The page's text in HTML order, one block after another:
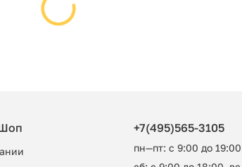
+7(495)565-3105
пн—пт: с 9:00 до 19:00